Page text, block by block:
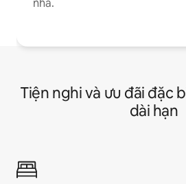
nhà.
Tiện nghi và ưu đãi đặc
dài hạn